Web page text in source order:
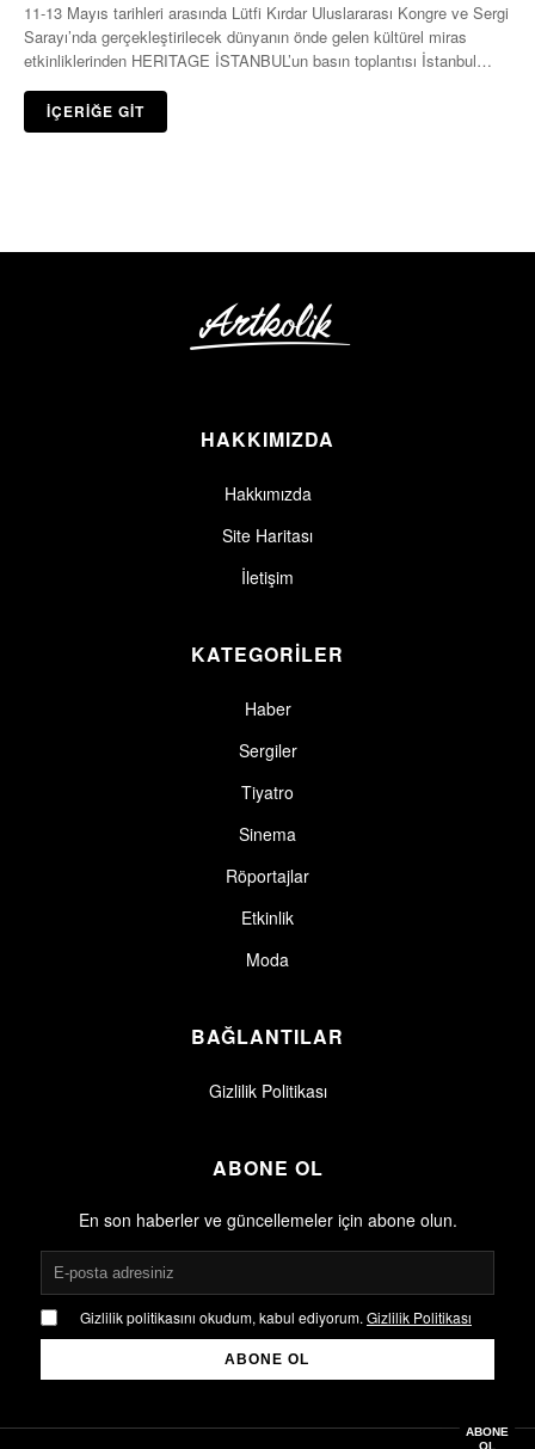
11-13 Mayıs tarihleri arasında Lütfi Kırdar Uluslararası Kongre ve Sergi
Sarayı’nda gerçekleştirilecek dünyanın önde gelen kültürel miras
etkinliklerinden HERITAGE İSTANBUL’un basın toplantısı İstanbul
İÇERİĞE GİT
HAKKIMIZDA
Hakkımızda
Site Haritası
İletişim
KATEGORİLER
Haber
Sergiler
Tiyatro
Sinema
Röportajlar
Etkinlik
Moda
BAĞLANTILAR
Gizlilik Politikası
ABONE OL
En son haberler ve güncellemeler için abone olun.
Gizlilik politikasını okudum, kabul ediyorum. Gizlilik Politikası
ABONE OL
ABONE
OL